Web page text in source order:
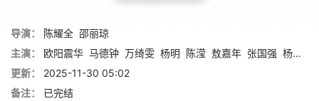
导演： 陈耀全 邵丽琼
主演：
欧阳震华 马德钟 万绮雯 杨明 陈滢 敖嘉年 张国强 杨卓娜
更新：
2025-11-30 05:02
备注：
已完结